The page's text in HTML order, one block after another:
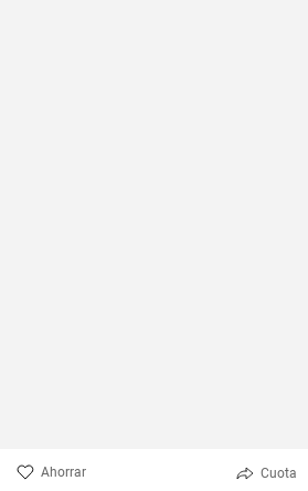
Ahorrar Cuota